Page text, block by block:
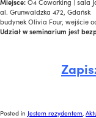
al. Grunwaldzka 472, Gdańsk
budynek Olivia Four, wejście
Udział w seminarium jest
Posted in Jestem rezydentem,